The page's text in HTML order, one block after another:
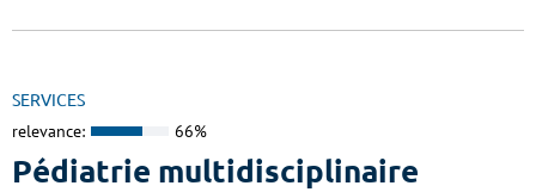
SERVICES
relevance: 66%
Pédiatrie multidisciplinaire